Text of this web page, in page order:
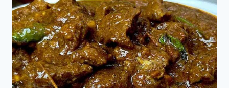
ഈ
ഒരു
പൊടികൈ
ചെയ്യൂ!
പഞ്ഞിക്കെട്ട്
പോലെ
ഒരു
റാഗി